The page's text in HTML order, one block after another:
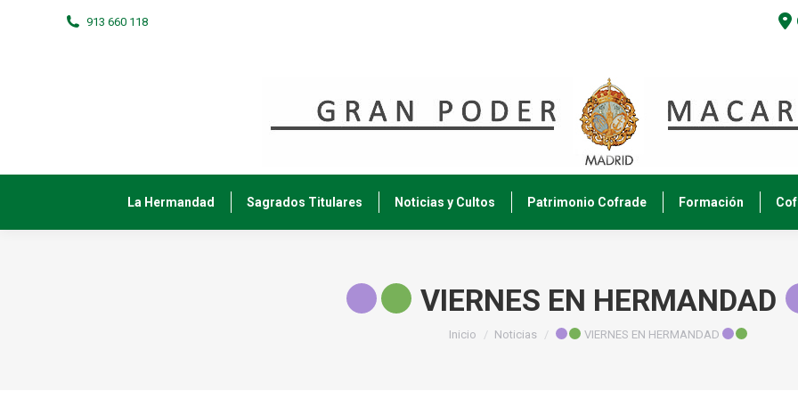
913 660 118
La Hermandad Sagrados Titulares Noticias y Cultos Patrimonio Cofrade Formación
VIERNES EN HERMANDAD
Estás aquí:
Inicio Noticias VIERNES EN HERMANDAD